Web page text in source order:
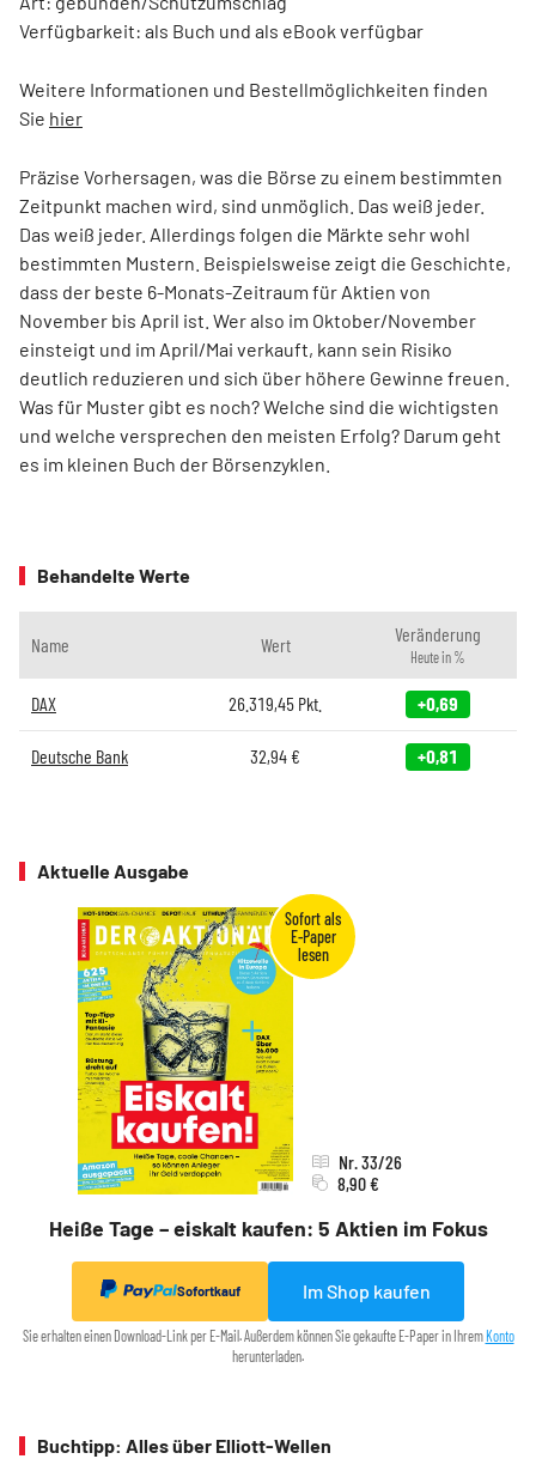
Verfügbarkeit: als Buch und als eBook verfügbar
Weitere Informationen und Bestellmöglichkeiten finden
Sie hier
Präzise Vorhersagen, was die Börse zu einem bestimmten
Zeitpunkt machen wird, sind unmöglich. Das weiß jeder.
Das weiß jeder. Allerdings folgen die Märkte sehr wohl
bestimmten Mustern. Beispielsweise zeigt die Geschichte,
dass der beste 6-Monats-Zeitraum für Aktien von
November bis April ist. Wer also im Oktober/November
einsteigt und im April/Mai verkauft, kann sein Risiko
deutlich reduzieren und sich über höhere Gewinne freuen.
Was für Muster gibt es noch? Welche sind die wichtigsten
und welche versprechen den meisten Erfolg? Darum geht
es im kleinen Buch der Börsenzyklen.
Behandelte Werte
Name Wert Veränderung
Heute in %
DAX 26.319,45 Pkt. +0,69
Deutsche Bank 32,94 € +0,81
Aktuelle Ausgabe
Heiße Tage – eiskalt kaufen: 5 Aktien im Fokus
Nr. 33/26
8,90 €
Sofortkauf Im Shop kaufen
Sie erhalten einen Download-Link per E-Mail. Außerdem können Sie gekaufte E-Paper in Ihrem Konto
herunterladen.
Buchtipp: Alles über Elliott-Wellen